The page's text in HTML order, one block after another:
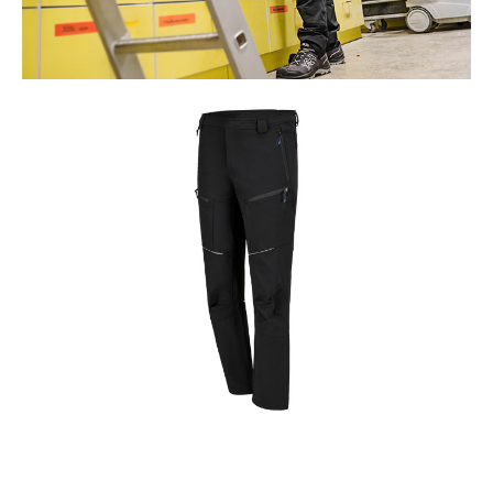
Zertifizierung gemäß:
EN ISO 20345:2022 +
A1:2024 S1PS HRO HI CI FO
SC SR
schwarz, grau
617 g
8,0 cm
niedrig